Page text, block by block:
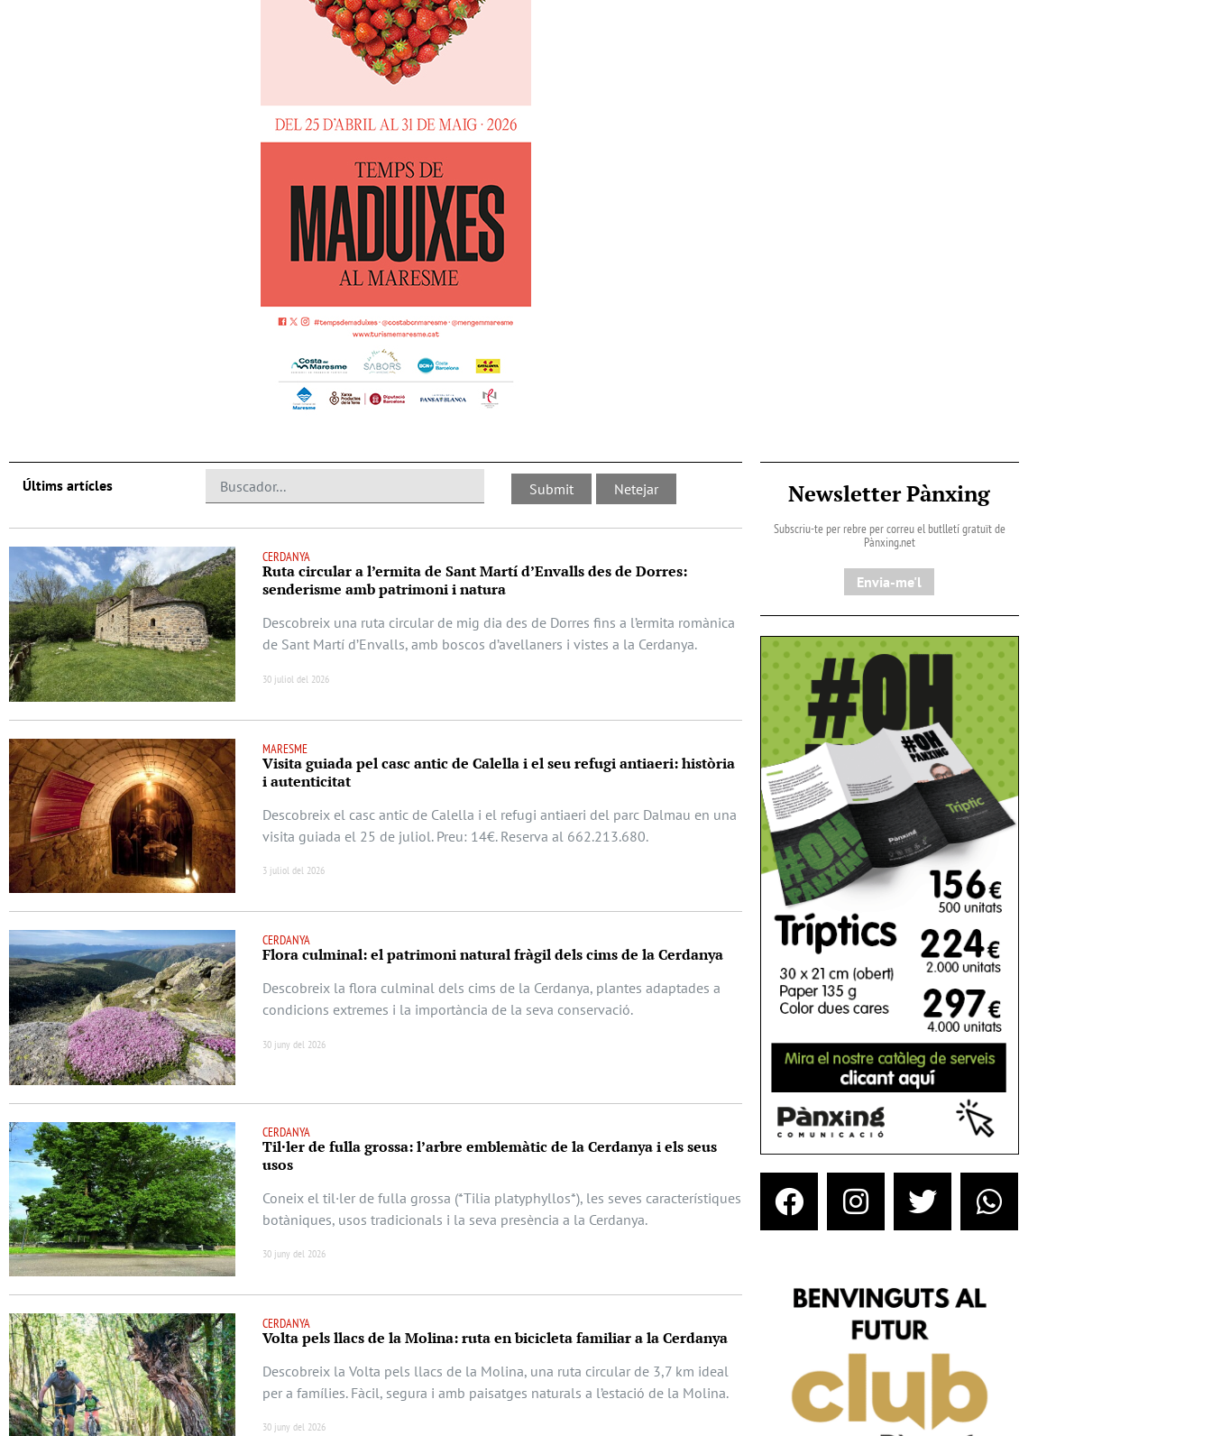
Últims artícles
CERDANYA
Ruta circular a l’ermita de Sant Martí d’Envalls des de Dorres:
senderisme amb patrimoni i natura
Descobreix una ruta circular de mig dia des de Dorres fins a l’ermita romànica
de Sant Martí d’Envalls, amb boscos d’avellaners i vistes a la Cerdanya.
30 juliol del 2026
MARESME
Visita guiada pel casc antic de Calella i el seu refugi antiaeri: història
i autenticitat
Descobreix el casc antic de Calella i el refugi antiaeri del parc Dalmau en una
visita guiada el 25 de juliol. Preu: 14€. Reserva al 662.213.680.
3 juliol del 2026
CERDANYA
Flora culminal: el patrimoni natural fràgil dels cims de la Cerdanya
Descobreix la flora culminal dels cims de la Cerdanya, plantes adaptades a
condicions extremes i la importància de la seva conservació.
30 juny del 2026
CERDANYA
Til·ler de fulla grossa: l’arbre emblemàtic de la Cerdanya i els seus
usos
Coneix el til·ler de fulla grossa (*Tilia platyphyllos*), les seves característiques
botàniques, usos tradicionals i la seva presència a la Cerdanya.
30 juny del 2026
CERDANYA
Volta pels llacs de la Molina: ruta en bicicleta familiar a la Cerdanya
Descobreix la Volta pels llacs de la Molina, una ruta circular de 3,7 km ideal
per a famílies. Fàcil, segura i amb paisatges naturals a l’estació de la Molina.
30 juny del 2026
Newsletter Pànxing
Subscriu-te per rebre per correu el butlletí gratuït de
Pànxing.net​
Envia-me'l